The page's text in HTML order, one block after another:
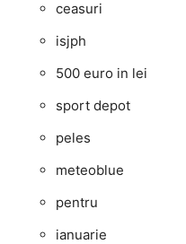
ceasuri
isjph
500 euro in lei
sport depot
peles
meteoblue
pentru
ianuarie